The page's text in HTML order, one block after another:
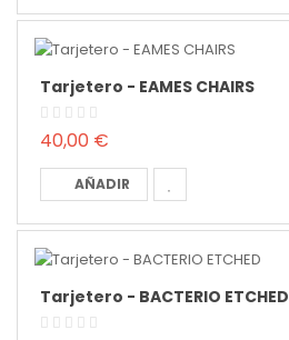
Tarjetero - EAMES CHAIRS
40,00 €
AÑADIR
Tarjetero - BACTERIO ETCHED